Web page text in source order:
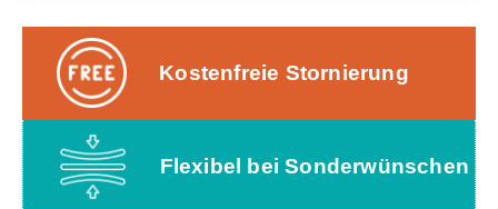
Kostenfreie Stornierung
Flexibel bei Sonderwünschen